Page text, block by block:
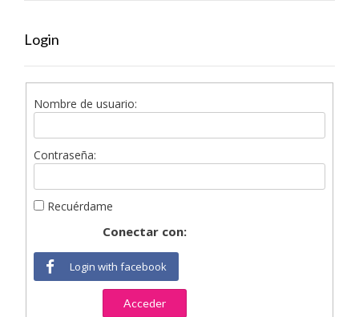
Login
Nombre de usuario:
Contraseña:
Recuérdame
Conectar con:
Login with facebook
Acceder